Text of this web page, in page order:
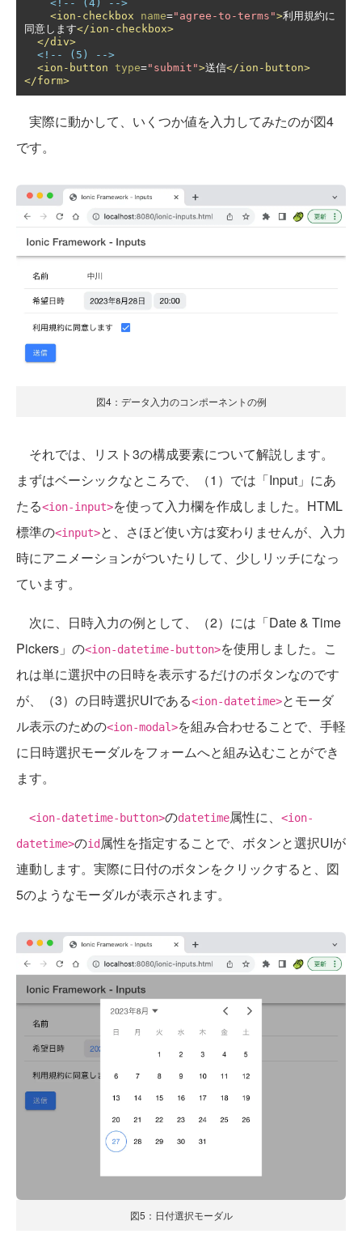
<!-- (4) -->
<ion-checkbox
name="agree-to-terms">利用規約に
同意します</ion-checkbox>
</div>
<!-- (5) -->
<ion-button type="submit">送信</ion-button>
</form>
実際に動かして、いくつか値を入力してみたのが図4
です。
図4：データ入力のコンポーネントの例
それでは、リスト3の構成要素について解説します。
まずはベーシックなところで、（1）では「Input」にあ
たる<ion-input>を使って入力欄を作成しました。HTML
標準の<input>と、さほど使い方は変わりませんが、入力
時にアニメーションがついたりして、少しリッチになっ
ています。
次に、日時入力の例として、（2）には「Date & Time
Pickers」の<ion-datetime-button>を使用しました。こ
れは単に選択中の日時を表示するだけのボタンなのです
が、（3）の日時選択UIである<ion-datetime>とモーダ
ル表示のための<ion-modal>を組み合わせることで、手軽
に日時選択モーダルをフォームへと組み込むことができ
ます。
<ion-datetime-button>のdatetime属性に、
<ion-
datetime>のid 属性を指定することで、ボタンと選択UIが
連動します。実際に日付のボタンをクリックすると、図
5のようなモーダルが表示されます。
図5：日付選択モーダル